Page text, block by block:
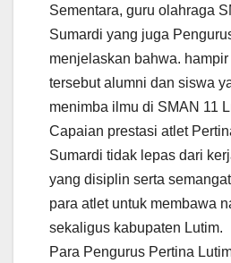
Sementara, guru olahraga
Sumardi yang juga
menjelaskan bahwa.
tersebut alumni dan siswa
menimba ilmu di SMAN 11
Capaian prestasi atlet
Sumardi tidak lepas dari
yang disiplin serta
para atlet untuk membawa
sekaligus kabupaten Lutim.
Para Pengurus Pertina